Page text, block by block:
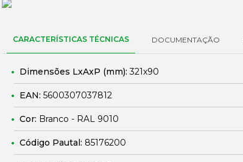
CARACTERÍSTICAS TÉCNICAS DOCUMENTAÇÃO
Dimensões LxAxP (mm):321x90
EAN: 5600307037812
Cor: Branco - RAL 9010
Código Pautal: 85176200